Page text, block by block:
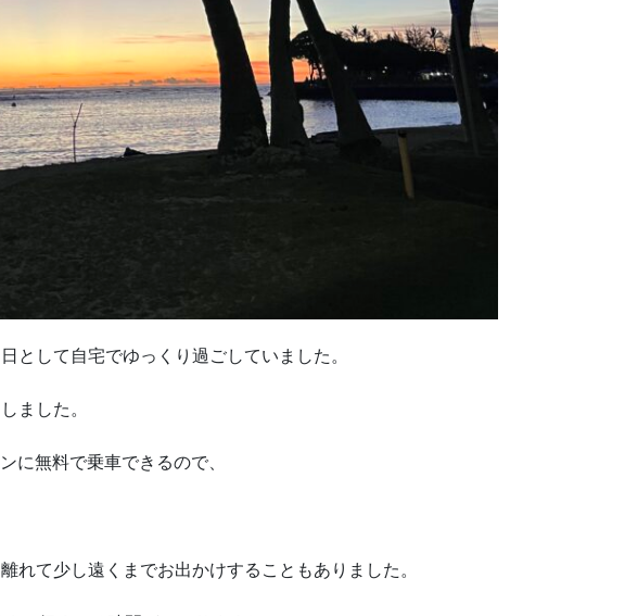
として自宅でゆっくり過ごしていました。
ました。
に無料で乗車できるので、
れて少し遠くまでお出かけすることもありました。